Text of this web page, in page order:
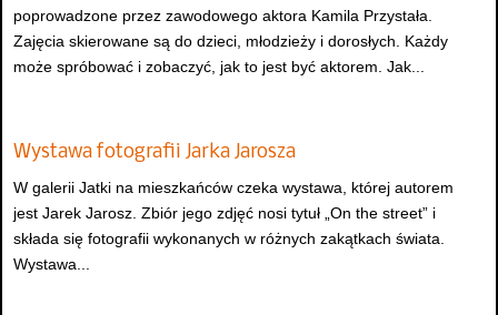
poprowadzone przez zawodowego aktora Kamila Przystała.
Zajęcia skierowane są do dzieci, młodzieży i dorosłych. Każdy
może spróbować i zobaczyć, jak to jest być aktorem. Jak...
Wystawa fotografii Jarka Jarosza
W galerii Jatki na mieszkańców czeka wystawa, której autorem
jest Jarek Jarosz. Zbiór jego zdjęć nosi tytuł „On the street” i
składa się fotografii wykonanych w różnych zakątkach świata.
Wystawa...